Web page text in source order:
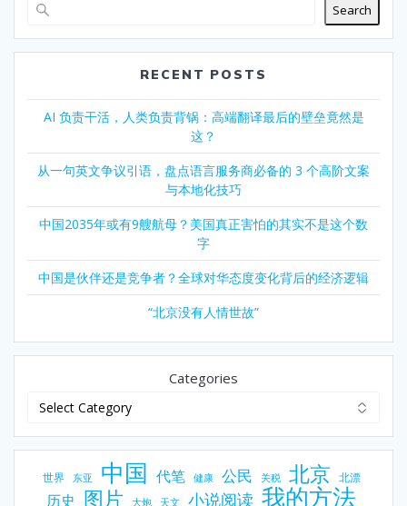
Search
RECENT POSTS
AI 负责干活，人类负责背锅：高端翻译最后的壁垒竟然是
这？
从一句英文争议引语，盘点语言服务商必备的 3 个高阶文案
与本地化技巧
中国2035年或有9艘航母？美国真正害怕的其实不是这个数
字
中国是伙伴还是竞争者？全球对华态度变化背后的经济逻辑
“北京没有人情世故”
Categories
世界 东亚 中国 代笔 健康 公民 关税 北京 北漂
历史 图片 大炮 天文 小说阅读 我的方法